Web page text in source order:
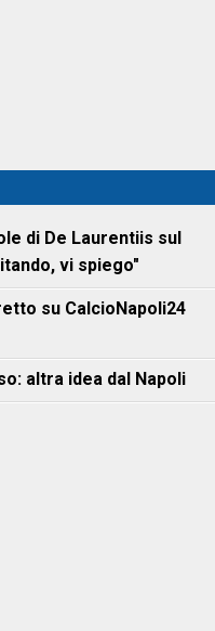
di De Laurentiis sul
vi spiego"
su CalcioNapoli24
altra idea dal Napoli